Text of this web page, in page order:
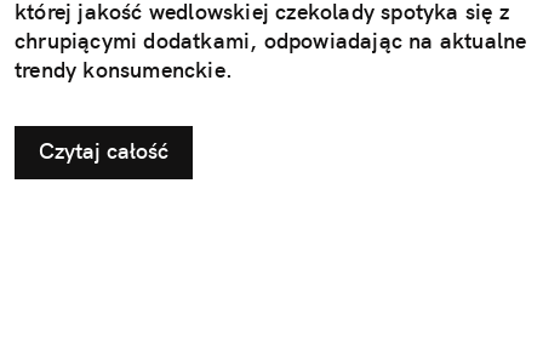
której jakość wedlowskiej czekolady spotyka się z
chrupiącymi dodatkami, odpowiadając na aktualne
trendy konsumenckie.
Czytaj całość